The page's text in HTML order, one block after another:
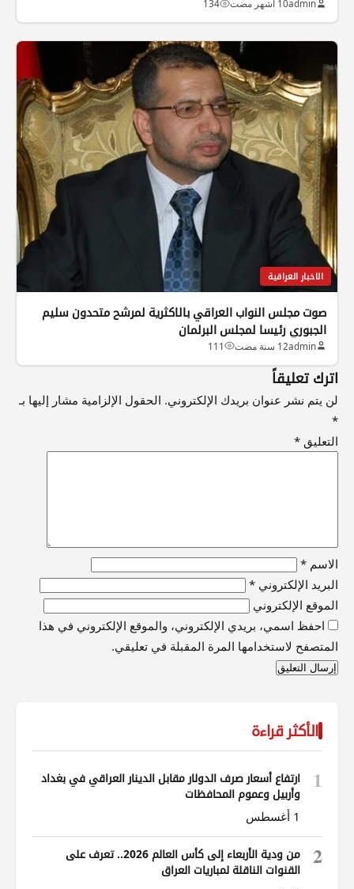
admin10 أشهر مضت 134
الاخبار العراقية
صوت مجلس النواب العراقي بالاكثرية لمرشح متحدون سليم
الجبوري رئيسا لمجلس البرلمان
admin12 سنة مضت 111
اترك تعليقاً
لن يتم نشر عنوان بريدك الإلكتروني. الحقول الإلزامية مشار إليها بـ
*
التعليق *
الاسم *
البريد الإلكتروني *
الموقع الإلكتروني
احفظ اسمي، بريدي الإلكتروني، والموقع الإلكتروني في هذا
المتصفح لاستخدامها المرة المقبلة في تعليقي.
الأكثر قراءة
1
ارتفاع أسعار صرف الدولار مقابل الدينار العراقي في بغداد
وأربيل وعموم المحافظات
1 أغسطس
2
من ودية الأربعاء إلى كأس العالم 2026.. تعرف على
القنوات الناقلة لمباريات العراق